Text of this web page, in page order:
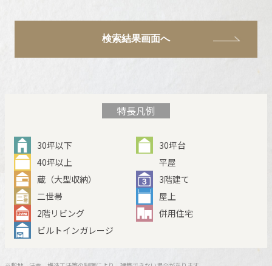
多彩な動画やこだわりが詰まった建築実例、注目の最新情報など、
住まいづくりを楽しく学べるデジタルラウンジです。
ミサワオーナーズクラブ
検索結果画面へ
特長凡例
30坪以下
30坪台
40坪以上
平屋
蔵（大型収納）
3階建て
二世帯
屋上
2階リビング
併用住宅
ビルトインガレージ